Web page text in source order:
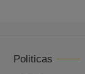
Politicas